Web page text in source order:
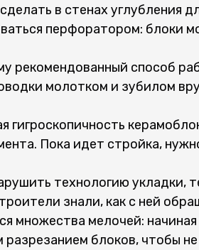
в стенах углубления
перфоратором: блоки
рекомендованный способ
молотком и зубилом
гигроскопичность
Пока идет стройка,
технологию укладки,
знали, как с ней
множества мелочей:
разрезанием блоков, чтобы